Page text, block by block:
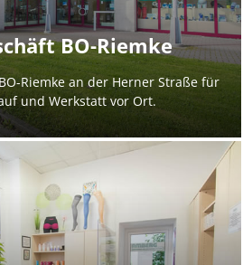
BO-Riemke
Riemke an der Herner Straße für
und Werkstatt vor Ort.